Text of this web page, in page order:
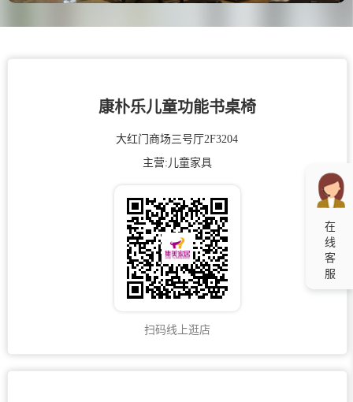
在
线
客
服
康朴乐儿童功能书桌椅
大红门商场三号厅2F3204
主营: 儿童家具
扫码线上逛店